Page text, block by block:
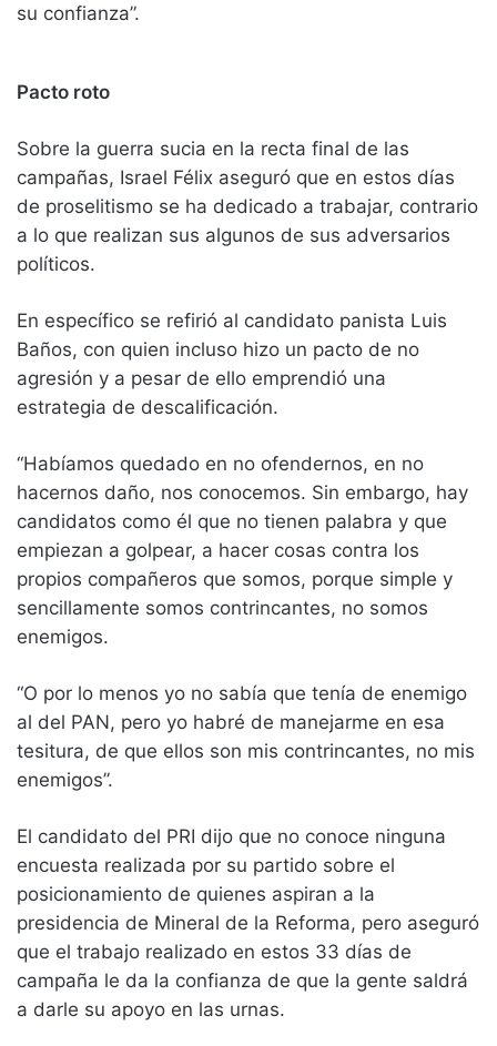
su confianza”.
Pacto roto
Sobre la guerra sucia en la recta final de las
campañas, Israel Félix aseguró que en estos días
de proselitismo se ha dedicado a trabajar, contrario
a lo que realizan sus algunos de sus adversarios
políticos.
En específico se refirió al candidato panista Luis
Baños, con quien incluso hizo un pacto de no
agresión y a pesar de ello emprendió una
estrategia de descalificación.
“Habíamos quedado en no ofendernos, en no
hacernos daño, nos conocemos. Sin embargo, hay
candidatos como él que no tienen palabra y que
empiezan a golpear, a hacer cosas contra los
propios compañeros que somos, porque simple y
sencillamente somos contrincantes, no somos
enemigos.
“O por lo menos yo no sabía que tenía de enemigo
al del PAN, pero yo habré de manejarme en esa
tesitura, de que ellos son mis contrincantes, no mis
enemigos”.
El candidato del PRI dijo que no conoce ninguna
encuesta realizada por su partido sobre el
posicionamiento de quienes aspiran a la
presidencia de Mineral de la Reforma, pero aseguró
que el trabajo realizado en estos 33 días de
campaña le da la confianza de que la gente saldrá
a darle su apoyo en las urnas.